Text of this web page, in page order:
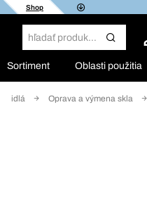
Shop
Sortiment Oblasti použitia
Oprava a výmena skla